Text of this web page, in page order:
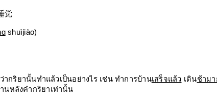
觉
shuìjiào)
กริยานั้นทำแล้วเป็นอย่างไร เช่น ทำการบ้านเสร็จแล้ว เดินช้าม
นหลังคำกริยาเท่านั้น